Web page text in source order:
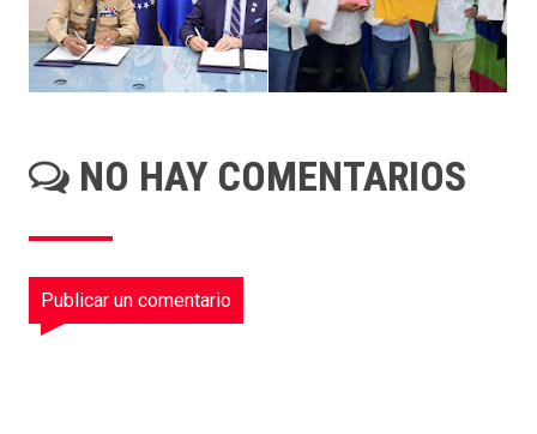
NO HAY COMENTARIOS
Publicar un comentario